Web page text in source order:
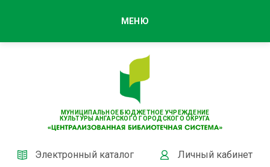
МУНИЦИПАЛЬНОЕ БЮДЖЕТНОЕ УЧРЕЖДЕНИЕ
КУЛЬТУРЫ АНГАРСКОГО ГОРОДСКОГО ОКРУГА
Электронный каталог Личный кабинет
МЕНЮ